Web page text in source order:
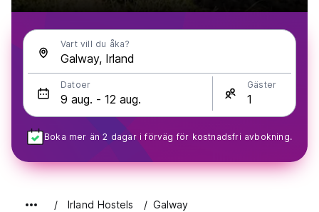
Vart vill du åka?
Datoer Gäster
Boka mer än 2 dagar i förväg för kostnadsfri avbokning.
Irland Hostels Galway